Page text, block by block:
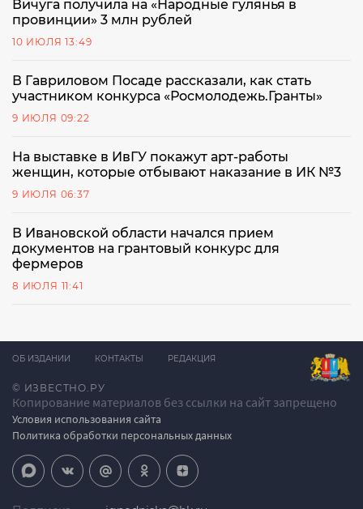
Вичуга получила на «Народные гулянья в
провинции» 3 млн рублей
10 ИЮЛЯ 13:49
В Гавриловом Посаде рассказали, как стать
участником конкурса «Росмолодежь.Гранты»
9 ИЮЛЯ 09:22
На выставке в ИвГУ покажут арт-работы
женщин, которые отбывают наказание в ИК №3
9 ИЮЛЯ 06:37
В Ивановской области начался прием
документов на грантовый конкурс для
фермеров
8 ИЮЛЯ 11:41
© ИЗВЕСТНО.РУ
Копирование материалов без ссылки на сайт запрещено
Условия использования сайта
Политика обработки персональных данных
ОБ ИЗДАНИИ КОНТАКТЫ РЕДАКЦИЯ